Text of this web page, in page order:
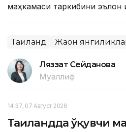
маҳкамаси таркибини эълон
Таиланд Жаҳон
Ляззат Сейданова
Муаллиф
14:37, 07 Август 2026
Таиландда ўқувчи